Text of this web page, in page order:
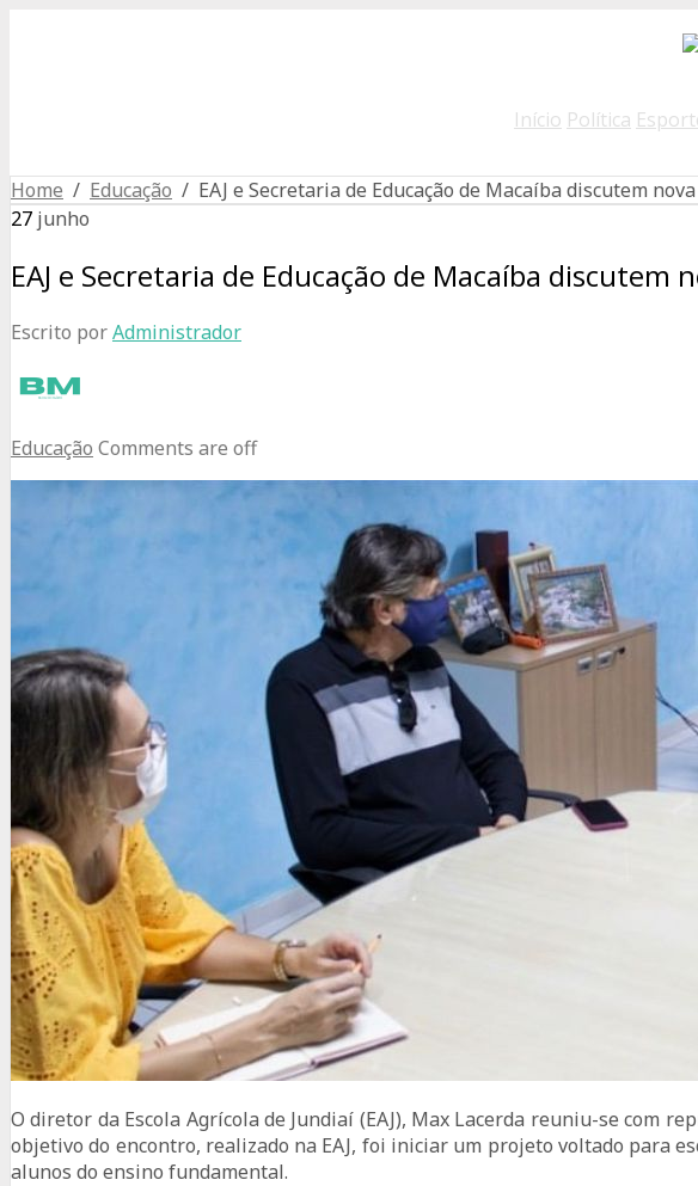
Início Política
Home / Educação / EAJ e Secretaria de Educação de Macaíba discutem
27 junho
EAJ e Secretaria de Educação de Macaíba discutem
Escrito porAdministrador
Educação Comments are off
O diretor da Escola Agrícola de Jundiaí (EAJ), Max Lacerda reuniu-se com
objetivo do encontro, realizado na EAJ, foi iniciar um projeto voltado para
alunos do ensino fundamental.